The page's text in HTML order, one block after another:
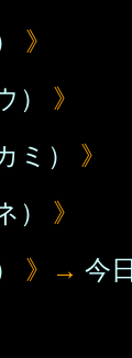
》
）
》
ミ）
》
）
》
》→ 今日